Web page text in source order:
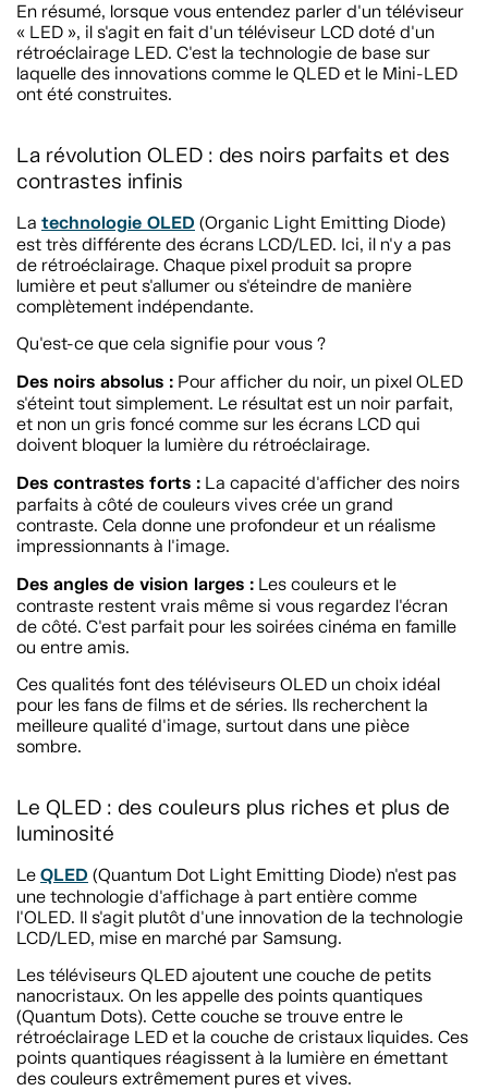
En résumé, lorsque vous entendez parler d'un téléviseur
« LED », il s'agit en fait d'un téléviseur LCD doté d'un
rétroéclairage LED. C'est la technologie de base sur
laquelle des innovations comme le QLED et le Mini-LED
ont été construites.
La révolution OLED : des noirs parfaits et des
contrastes infinis
La technologie OLED (Organic Light Emitting Diode)
est très différente des écrans LCD/LED. Ici, il n'y a pas
de rétroéclairage. Chaque pixel produit sa propre
lumière et peut s'allumer ou s'éteindre de manière
complètement indépendante.
Qu'est-ce que cela signifie pour vous ?
Des noirs absolus : Pour afficher du noir, un pixel OLED
s'éteint tout simplement. Le résultat est un noir parfait,
et non un gris foncé comme sur les écrans LCD qui
doivent bloquer la lumière du rétroéclairage.
Des contrastes forts : La capacité d'afficher des noirs
parfaits à côté de couleurs vives crée un grand
contraste. Cela donne une profondeur et un réalisme
impressionnants à l'image.
Des angles de vision larges : Les couleurs et le
contraste restent vrais même si vous regardez l'écran
de côté. C'est parfait pour les soirées cinéma en famille
ou entre amis.
Ces qualités font des téléviseurs OLED un choix idéal
pour les fans de films et de séries. Ils recherchent la
meilleure qualité d'image, surtout dans une pièce
sombre.
Le QLED : des couleurs plus riches et plus de
luminosité
Le QLED (Quantum Dot Light Emitting Diode) n'est pas
une technologie d'affichage à part entière comme
l'OLED. Il s'agit plutôt d'une innovation de la technologie
LCD/LED, mise en marché par Samsung.
Les téléviseurs QLED ajoutent une couche de petits
nanocristaux. On les appelle des points quantiques
(Quantum Dots). Cette couche se trouve entre le
rétroéclairage LED et la couche de cristaux liquides. Ces
points quantiques réagissent à la lumière en émettant
des couleurs extrêmement pures et vives.